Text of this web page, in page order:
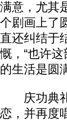
满意，尤其
个剧画上了
直还纠结于
慨，“也许
的生活是圆
庆功典礼
恋，并再度